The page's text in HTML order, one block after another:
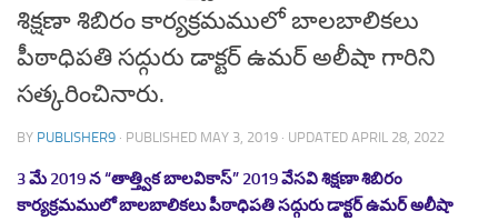
శిక్షణా శిబిరం కార్యక్రమములో బాలబాలికలు
పీఠాధిపతి సద్గురు డాక్టర్ ఉమర్ అలీషా గారిని
సత్కరించినారు.
BY PUBLISHER9 · PUBLISHED MAY 3, 2019 · UPDATED APRIL 28, 2022
3 మే 2019 న “తాత్త్విక బాలవికాస్” 2019 వేసవి శిక్షణా శిబిరం
కార్యక్రమములో బాలబాలికలు పీఠాధిపతి సద్గురు డాక్టర్ ఉమర్ అలీషా